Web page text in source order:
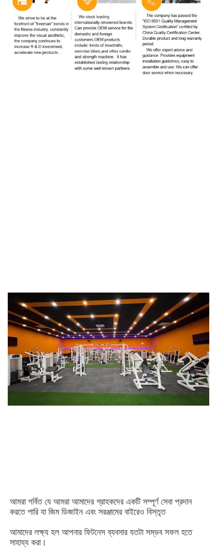
আমরা গর্বিত যে আমরা আমাদের গ্রাহকদের একটি সম্পূর্ণ সেবা প্রদান
করতে পারি যা জিম ডিজাইন এবং সরঞ্জামের বাইরেও বিস্তৃত
আমাদের লক্ষ্য হল আপনার ফিটনেস ব্যবসার যতটা সম্ভব সফল হতে
সাহায্য করা।